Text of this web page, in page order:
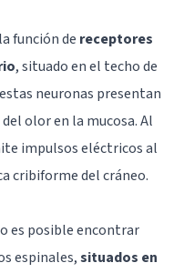
función de receptores
, situado en el techo de
neuronas presentan
olor en la mucosa. Al
impulsos eléctricos al
cribiforme del cráneo.
es posible encontrar
espinales,situados en